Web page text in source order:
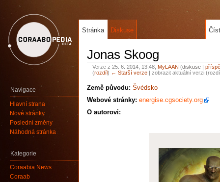
Jonas Skoog
Verze z 25. 6. 2014, 13:48; MyLAAN (diskuse|
(rozdíl) ← Starší verze| zobrazit aktuální verzi
Země původu: Švédsko
Webové stránky: energise.cgsociety.org
O autorovi:
Stránka Diskuse
Navigace
Hlavní strana
Nové stránky
Poslední změny
Náhodná stránka
Kategorie
Coraabia News
Coraab